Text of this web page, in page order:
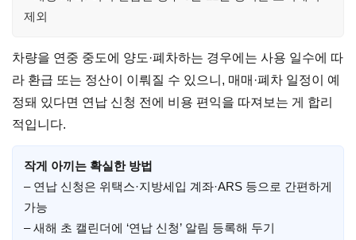
제외
차량을 연중 중도에 양도·폐차하는 경우에는 사용 일수에 따
라 환급 또는 정산이 이뤄질 수 있으니, 매매·폐차 일정이 예
정돼 있다면 연납 신청 전에 비용 편익을 따져보는 게 합리
적입니다.
작게 아끼는 확실한 방법
– 연납 신청은 위택스·지방세입 계좌·ARS 등으로 간편하게
가능
– 새해 초 캘린더에 ‘연납 신청’ 알림 등록해 두기